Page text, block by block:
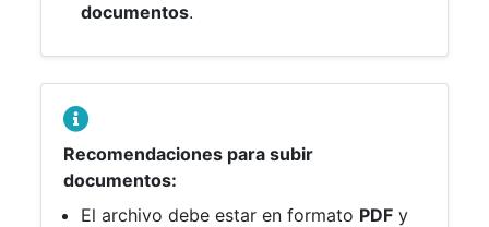
documentos.
Recomendaciones para subir
documentos:
El archivo debe estar en formato PDF y